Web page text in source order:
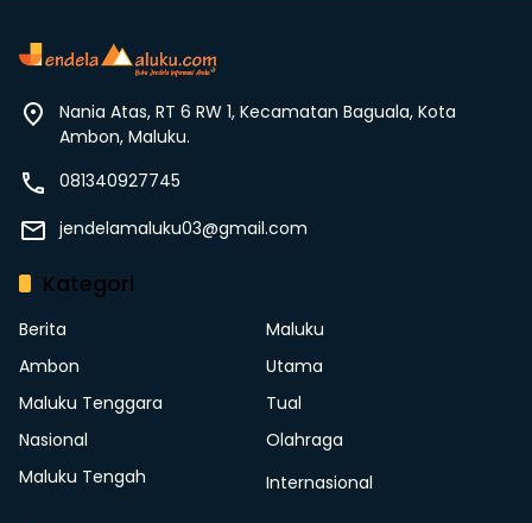
Nania Atas, RT 6 RW 1, Kecamatan Baguala, Kota
Ambon, Maluku.
081340927745
jendelamaluku03@gmail.com
Kategori
Berita
Maluku
Ambon
Utama
Maluku Tenggara
Tual
Nasional
Olahraga
Maluku Tengah
Internasional